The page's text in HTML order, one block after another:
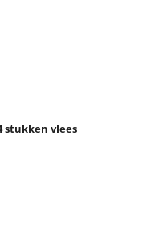
stukken vlees